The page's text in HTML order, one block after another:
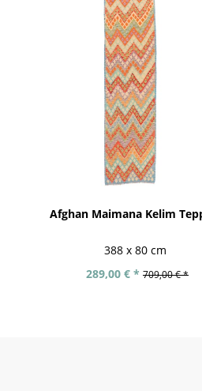
Afghan Maimana Kelim
388 x 80 cm
289,00 € * 709,00 € *